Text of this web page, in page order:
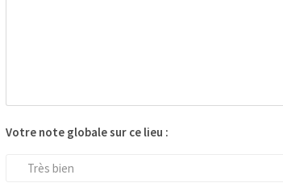
Votre note globale sur ce lieu :
Très bien